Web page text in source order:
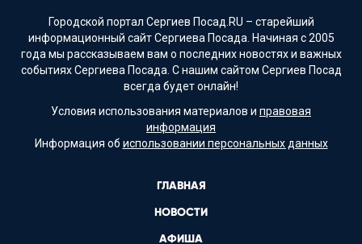
Городской портал Сергиев Посад.RU – старейший
информационный сайт Сергиева Посада. Начиная с 2005
года мы рассказываем вам о последних новостях и важных
событиях Сергиева Посада. С нашим сайтом Сергиев Посад
всегда будет онлайн!
Условия использования материалов и правовая
информация
Информация об использовании персональных данных
ГЛАВНАЯ
НОВОСТИ
АФИША